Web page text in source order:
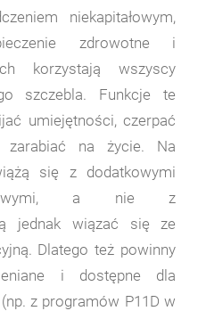
niekapitałowym,
zdrowotne i
korzystają wszyscy
szczebla. Funkcje te
umiejętności, czerpać
na życie. Na
się z dodatkowymi
a nie z
jednak wiązać się ze
Dlatego też powinny
i dostępne dla
z programów P11D w